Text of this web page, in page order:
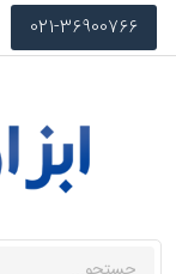
021-36900766